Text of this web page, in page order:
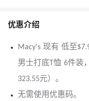
优惠介绍
Macy's 现有 低至
男士打底T恤 6件装
323.55元）。
无需使用优惠码。